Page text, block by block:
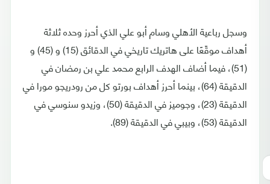
وسجل رباعية الأهلي وسام أبو علي الذي أحرز وحده ثلاثة
أهداف موقّعًا على هاتريك تاريخي في الدقائق (15) و (45) و
(51)، فيما أضاف الهدف الرابع محمد علي بن رمضان في
الدقيقة (64)، بينما أحرز أهداف بورتو كل من رودريجو مورا في
الدقيقة (23)، وجوميز في الدقيقة (50)، وزيدو سنوسي في
الدقيقة (53)، وبيبي في الدقيقة (89).